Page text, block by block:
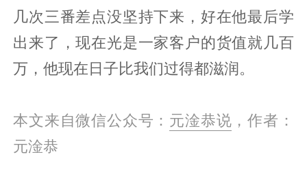
几次三番差点没坚持下来，好在他最后学
出来了，现在光是一家客户的货值就几百
万，他现在日子比我们过得都滋润。
本文来自微信公众号： 元淦恭说 ，作者：
元淦恭